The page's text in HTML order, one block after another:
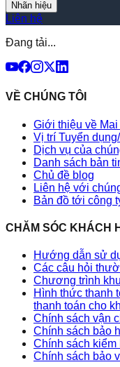
Nhãn hiệu
Liên hệ
Đang tải...
VỀ CHÚNG TÔI
Giới thiệu về Mai
Vị trí Tuyển
Dịch vụ của
Danh sách bản
Chủ đề blog
Liên hệ với
Bản đồ tới công
CHĂM SÓC KHÁCH
Hướng dẫn sử
Các câu hỏi
Chương trình
Hình thức thanh
thanh toán cho
Chính sách vận
Chính sách bảo
Chính sách kiểm
Chính sách bảo